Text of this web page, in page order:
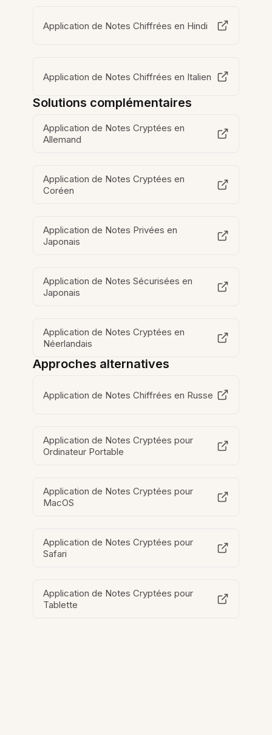
Application de Notes Chiffrées en Hindi
Application de Notes Chiffrées en Italien
Solutions complémentaires
Application de Notes Cryptées en
Allemand
Application de Notes Cryptées en
Coréen
Application de Notes Privées en
Japonais
Application de Notes Sécurisées en
Japonais
Application de Notes Cryptées en
Néerlandais
Approches alternatives
Application de Notes Chiffrées en Russe
Application de Notes Cryptées pour
Ordinateur Portable
Application de Notes Cryptées pour
MacOS
Application de Notes Cryptées pour
Safari
Application de Notes Cryptées pour
Tablette